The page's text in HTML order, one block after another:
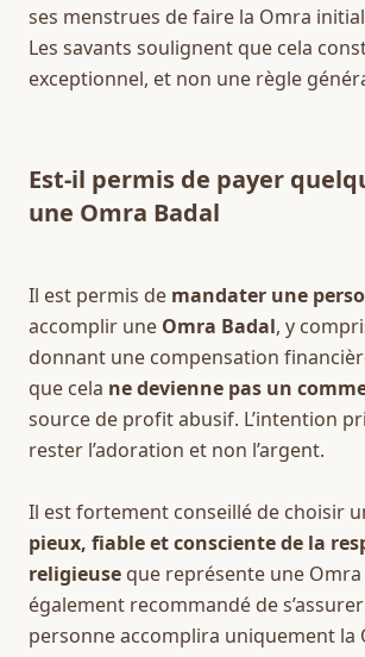
ses menstrues de faire la Omra
Les savants soulignent que cela
exceptionnel, et non une règle
Est-il permis de payer
une Omra Badal
Il est permis de mandater une
accomplir une Omra Badal, y
donnant une compensation
que cela ne devienne pas un
source de profit abusif. L’intention
rester l’adoration et non l’argent.
pieux, fiable et consciente de la
religieuse que représente une Omra
également recommandé de
personne accomplira uniquement la